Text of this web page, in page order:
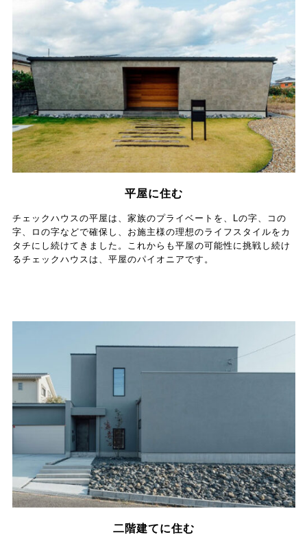
平屋に住む
チェックハウスの平屋は、家族のプライベートを、Lの字、コの
字、ロの字などで確保し、お施主様の理想のライフスタイルをカ
タチにし続けてきました。これからも平屋の可能性に挑戦し続け
るチェックハウスは、平屋のパイオニアです。
二階建てに住む